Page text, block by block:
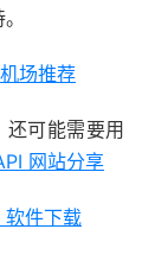
机场推荐
可能需要用
网站分享
软件下载